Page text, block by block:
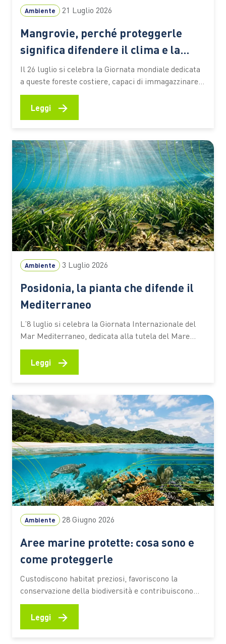
Ambiente 21 Luglio 2026
Mangrovie, perché proteggerle
significa difendere il clima e la
biodiversità
Il 26 luglio si celebra la Giornata mondiale dedicata
a queste foreste costiere, capaci di immagazzinare
CO2, attenuare gli effetti degli eventi estremi e
sostenere la vita e le economie di milioni di persone
territori…
Leggi →
Ambiente 3 Luglio 2026
Posidonia, la pianta che difende il
Mediterraneo
L’8 luglio si celebra la Giornata Internazionale del
Mar Mediterraneo, dedicata alla tutela del Mare
Nostrum e dei suoi ecosistemi. Tra questi c’è la
Posidonia oceanica, una pianta marina che
estate milioni di persone scelgono…
Leggi →
Ambiente 28 Giugno 2026
Aree marine protette: cosa sono e
come proteggerle
Custodiscono habitat preziosi, favoriscono la
conservazione della biodiversità e contribuiscono
alla resilienza degli ecosistemi costieri. Scopri come
funzionano, quali benefici offrono e quali
Leggi →